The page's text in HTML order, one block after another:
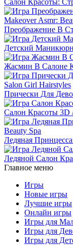
Преображение В
Детский
Жасмин В Салоне
Прически Для
Салон Красоты 3D
Ледяная
Ледяной Салон
Главное меню
Игры
Новые игры
Лучшие игры
Онлайн игры
Игры для
Игры для
Игры для